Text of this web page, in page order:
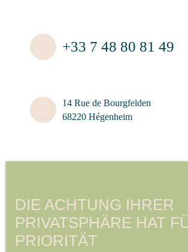
+33 7 48 80 81 49
14 Rue de Bourgfelden
68220 Hégenheim
DIE ACHTUNG IHRER
PRIVATSPHÄRE HAT
PRIORITÄT